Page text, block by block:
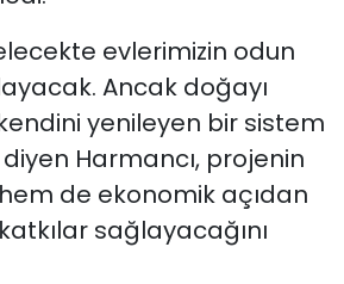
evlerimizin odun
Ancak doğayı
yenileyen bir sistem
Harmancı, projenin
de ekonomik açıdan
sağlayacağını